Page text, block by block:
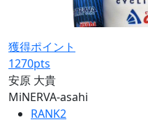
獲得ポイント
1270pts
安原 大貴
MiNERVA-asahi
RANK2